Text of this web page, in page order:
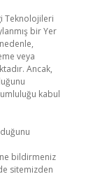
Teknolojileri
bir Yer
veya
Ancak,
kabul
bildirmeniz
sitemizden